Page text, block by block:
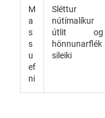
M
a
s
s
u
ef
ni
Sléttur
nútímalíkur
útlit og
hönnunarflék
sileiki